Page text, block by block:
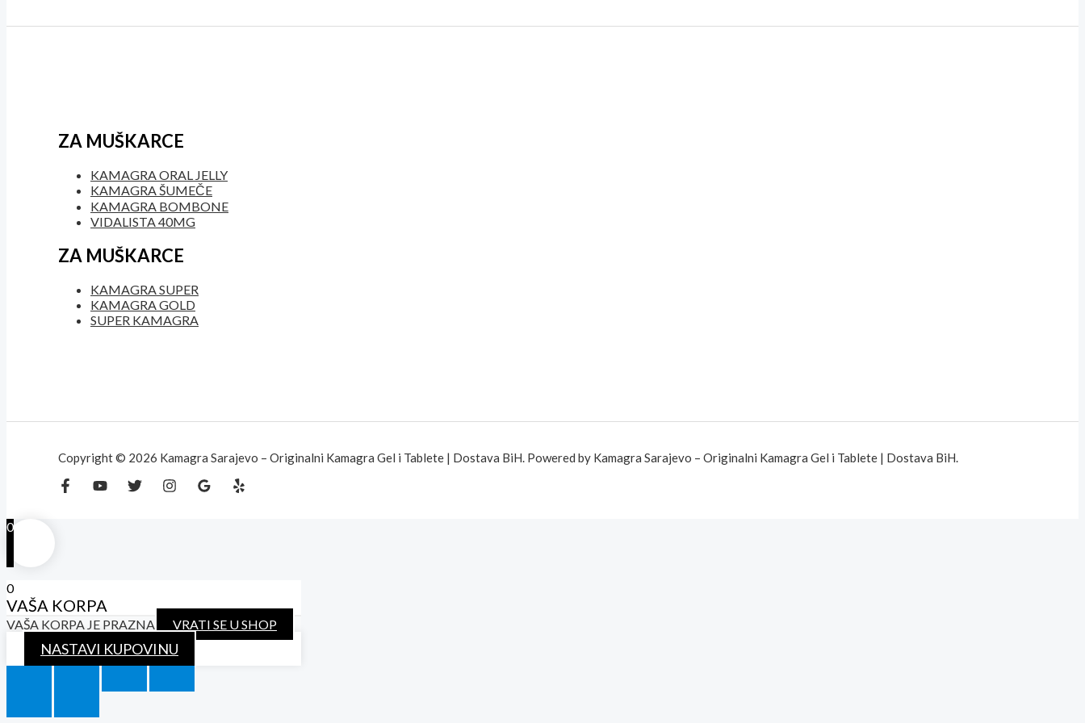
ZA MUŠKARCE
KAMAGRA ORAL JELLY
KAMAGRA ŠUMEČE
KAMAGRA BOMBONE
VIDALISTA 40MG
ZA MUŠKARCE
KAMAGRA SUPER
KAMAGRA GOLD
SUPER KAMAGRA
Copyright © 2026 Kamagra Sarajevo – Originalni Kamagra Gel i Tablete | Dostava BiH. Powered by Kamagra Sarajevo – Originalni Kamagra Gel i Tablete | Dostava BiH.
0
0
VAŠA KORPA
VAŠA KORPA JE PRAZNA VRATI SE U SHOP
NASTAVI KUPOVINU